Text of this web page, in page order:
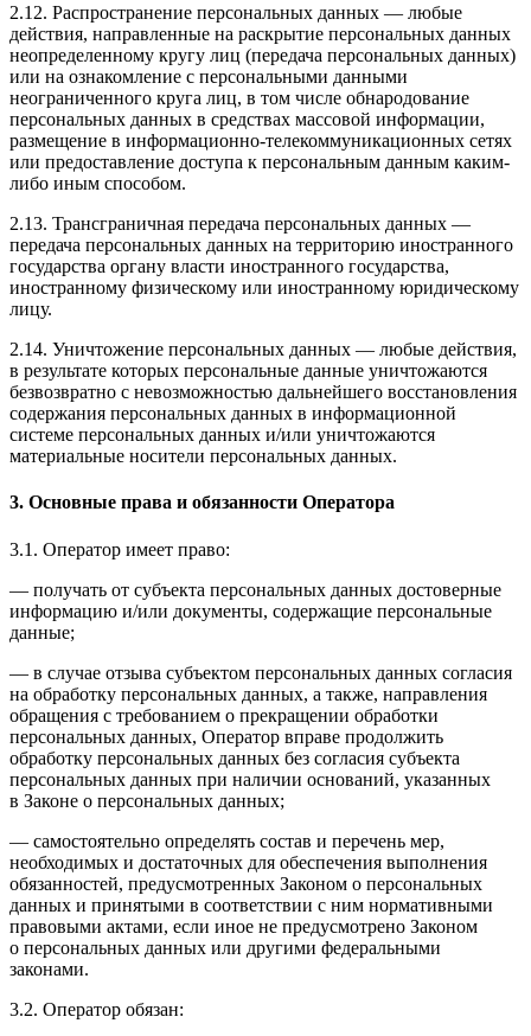
2.12. Распространение персональных данных — любые
действия, направленные на раскрытие персональных данных
неопределенному кругу лиц (передача персональных данных)
или на ознакомление с персональными данными
неограниченного круга лиц, в том числе обнародование
персональных данных в средствах массовой информации,
размещение в информационно-телекоммуникационных сетях
или предоставление доступа к персональным данным каким-
либо иным способом.
2.13. Трансграничная передача персональных данных —
передача персональных данных на территорию иностранного
государства органу власти иностранного государства,
иностранному физическому или иностранному юридическому
лицу.
2.14. Уничтожение персональных данных — любые действия,
в результате которых персональные данные уничтожаются
безвозвратно с невозможностью дальнейшего восстановления
содержания персональных данных в информационной
системе персональных данных и/или уничтожаются
материальные носители персональных данных.
3. Основные права и обязанности Оператора
3.1. Оператор имеет право:
— получать от субъекта персональных данных достоверные
информацию и/или документы, содержащие персональные
данные;
— в случае отзыва субъектом персональных данных согласия
на обработку персональных данных, а также, направления
обращения с требованием о прекращении обработки
персональных данных, Оператор вправе продолжить
обработку персональных данных без согласия субъекта
персональных данных при наличии оснований, указанных
в Законе о персональных данных;
— самостоятельно определять состав и перечень мер,
необходимых и достаточных для обеспечения выполнения
обязанностей, предусмотренных Законом о персональных
данных и принятыми в соответствии с ним нормативными
правовыми актами, если иное не предусмотрено Законом
о персональных данных или другими федеральными
законами.
3.2. Оператор обязан: